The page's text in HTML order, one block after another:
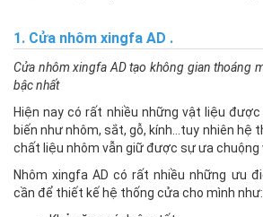
1. Cửa nhôm xingfa AD .
Cửa nhôm xingfa AD tạo không gian thoáng
bậc nhất
Hiện nay có rất nhiều những vật liệu
biến như nhôm, sắt, gỗ, kính…tuy nhiên hệ
chất liệu nhôm vẫn giữ được sự ưa chuộng
Nhôm xingfa AD có rất nhiều những ưu
cần để thiết kế hệ thống cửa cho mình như: